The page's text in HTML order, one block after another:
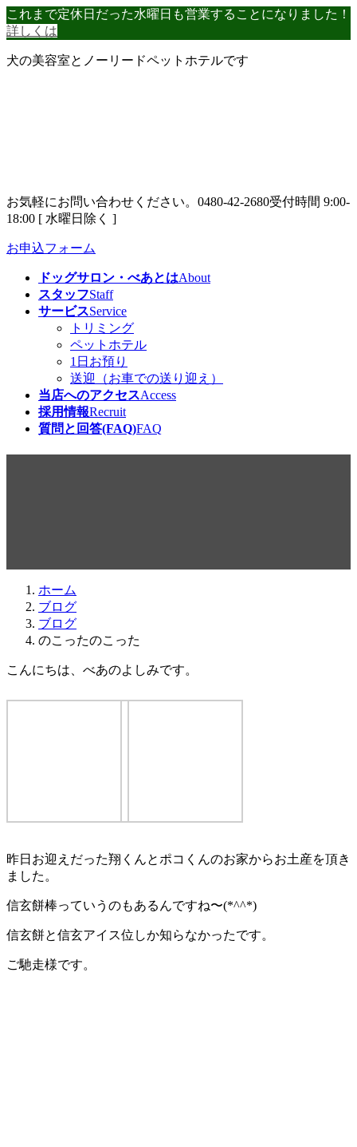
コ
ン
ン
ナ
ビ
ー
これまで定休日だった水曜日も営業することになりました！
詳しくは
犬の美容室とノーリードペットホテルです
お気軽にお問い合わせください。 0480-42-2680受付時間 9:00-
18:00 [ 水曜日除く ]
お申込フォーム
ドッグサロン・べあとはAbout
スタッフStaff
サービスService
トリミング
ペットホテル
1日お預り
送迎（お車での送り迎え）
当店へのアクセスAccess
採用情報Recruit
質問と回答(FAQ)FAQ
ホーム
ブログ
ブログ
のこったのこった
こんにちは、べあのよしみです。
昨日お迎えだった翔くんとポコくんのお家からお土産を頂き
ました。
信玄餅棒っていうのもあるんですね〜(*^^*)
信玄餅と信玄アイス位しか知らなかったです。
ご馳走様です。